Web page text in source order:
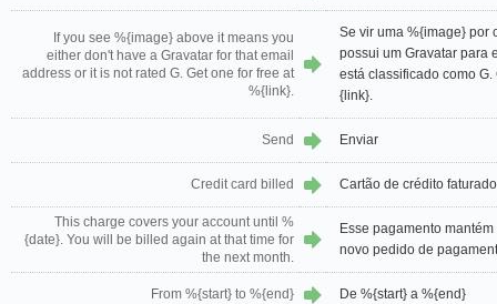
If you see %{image} above it means you
either don't have a Gravatar for that email
address or it is not rated G. Get one for free at
%{link}.
Se vir uma %{image} por
possui um Gravatar para
está classificado como
{link}.
Send Enviar
Credit card billed Cartão de crédito faturado
This charge covers your account until %
{date}. You will be billed again at that time for
the next month.
Esse pagamento
novo pedido de
From %{start} to %{end} De %{start} a %{end}